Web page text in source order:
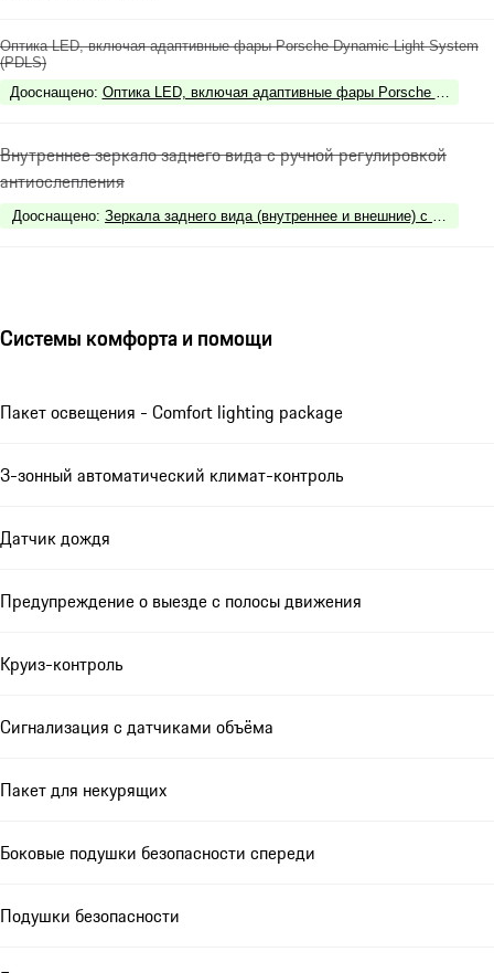
Оптика LED, включая адаптивные фары Porsche Dynamic Light System
(PDLS)
Дооснащено: Оптика LED, включая адаптивные фары Porsche
Внутреннее зеркало заднего вида с ручной регулировкой
антиослепления
Дооснащено: Зеркала заднего вида (внутреннее и внешние) с
Системы комфорта и помощи
Пакет освещения - Comfort lighting package
3-зонный автоматический климат-контроль
Датчик дождя
Предупреждение о выезде с полосы движения
Круиз-контроль
Сигнализация с датчиками объёма
Пакет для некурящих
Боковые подушки безопасности спереди
Подушки безопасности